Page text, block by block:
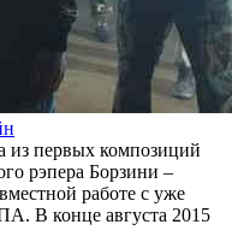
первых композиций
рэпера Борзини –
работе с уже
В конце августа 2015